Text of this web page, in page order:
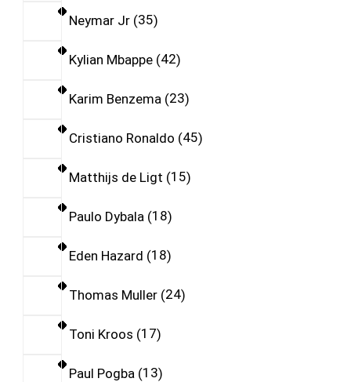
Neymar Jr 35
Kylian Mbappe 42
Karim Benzema 23
Cristiano Ronaldo 45
Matthijs de Ligt 15
Paulo Dybala 18
Eden Hazard 18
Thomas Muller 24
Toni Kroos 17
Paul Pogba 13